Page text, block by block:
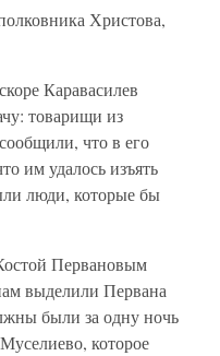
Христова,
Каравасилев
товарищи из
что в его
им удалось изъять
люди, которые бы
Первановым
выделили Первана
были за одну ночь
которое